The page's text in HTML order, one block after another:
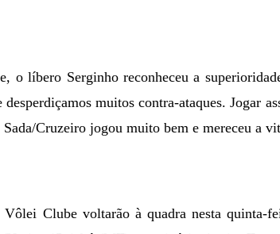
o líbero Serginho reconheceu a
muitos contra-ataques. Jogar
Cruzeiro jogou muito bem e mereceu a
Vôlei Clube voltarão à quadra nesta quinta-